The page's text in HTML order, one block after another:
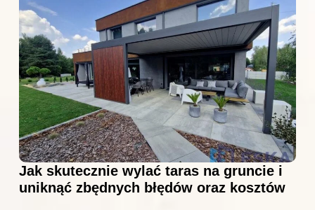
Jak skutecznie wylać taras na gruncie i
uniknąć zbędnych błędów oraz kosztów